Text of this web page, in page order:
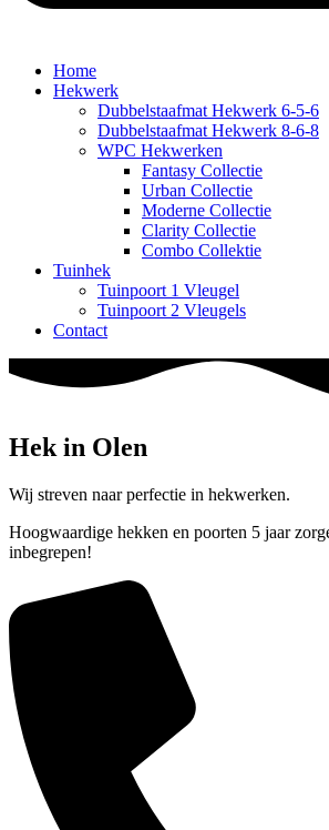
Home
Hekwerk
Dubbelstaafmat Hekwerk 6-5-6
Dubbelstaafmat Hekwerk 8-6-8
WPC Hekwerken
Fantasy Collectie
Urban Collectie
Moderne Collectie
Clarity Collectie
Combo Collektie
Tuinhek
Tuinpoort 1 Vleugel
Tuinpoort 2 Vleugels
Contact
Hek in Olen
Wij streven naar perfectie in hekwerken.
Hoogwaardige hekken en poorten 5 jaar
inbegrepen!